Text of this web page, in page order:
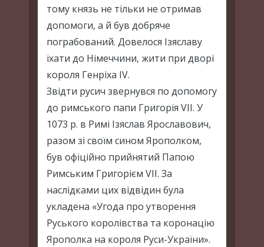
тому князь не тільки не отримав
допомоги, а й був добряче
пограбований. Довелося Ізяславу
їхати до Німеччини, жити при дворі
короля Генріха IV.
Звідти русич звернувся по допомогу
до римського папи Григорія VII. У
1073 р. в Римі Ізяслав Ярославович,
разом зі своїм сином Ярополком,
був офіційно прийнятий Папою
Римським Григорієм VII. За
наслідками цих відвідин була
укладена «Угода про утворення
Руського королівства та коронацію
Ярополка на короля Руси-України».